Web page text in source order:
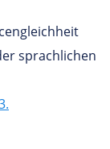
sprachlichen